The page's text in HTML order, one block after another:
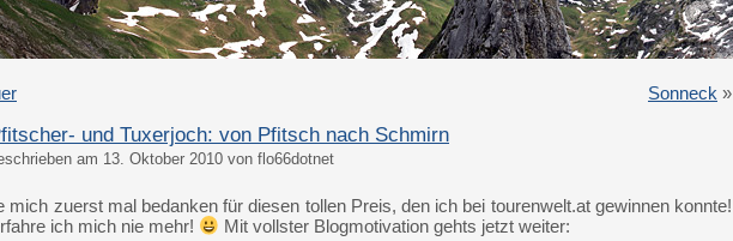
Sonneck »
und Tuxerjoch: von Pfitsch nach Schmirn
am 13. Oktober 2010 von flo66dotnet
mich zuerst mal bedanken für diesen tollen Preis, den ich bei tourenwelt.at gewinnen konnte!
ich mich nie mehr!
Mit vollster Blogmotivation gehts jetzt weiter: